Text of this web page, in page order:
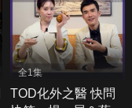
全1集
TOD化外之醫 快問